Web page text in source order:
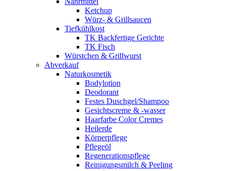
Ketchup
Würz- & Grillsaucen
Tiefkühlkost
TK Backfertige Gerichte
TK Fisch
Würstchen & Grillwurst
Abverkauf
Naturkosmetik
Bodylotion
Deodorant
Festes Duschgel/Shampoo
Gesichtscreme & -wasser
Haarfarbe Color Cremes
Heilerde
Körperpflege
Pflegeöl
Regenerationspflege
Reinigungsmilch & Peeling